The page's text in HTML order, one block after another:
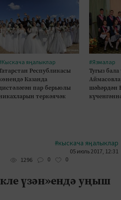
яңалыклар
Республикасы
Казанда
пар берьюлы
теркәячәк
#Язмалар
Тугыз бала
шәһәрдән
#кыскача яңалыклар
05 июль 2017, 12:31
1296
0 0
үзән»ендә уңыш